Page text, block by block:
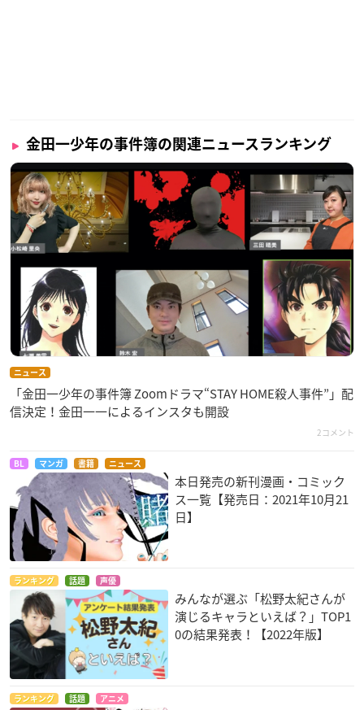
金田一少年の事件簿の関連ニュースランキング
ニュース
「金田一少年の事件簿 Zoomドラマ“STAY HOME殺人事件”」配
信決定！金田一一によるインスタも開設
2コメント
BL マンガ 書籍 ニュース
本日発売の新刊漫画・コミック
ス一覧【発売日：2021年10月21
日】
ランキング 話題 声優
みんなが選ぶ「松野太紀さんが
演じるキャラといえば？」TOP1
0の結果発表！【2022年版】
ランキング 話題 アニメ